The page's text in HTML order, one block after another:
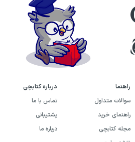
راهنما
سوالات متداول
راهنمای خرید
مجله کتابچی
درباره کتابچی
تماس با ما
پشتیبانی
درباره ما